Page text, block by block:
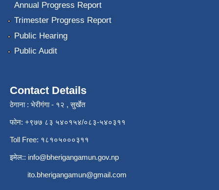
Annual Progress Report
Trimester Progress Report
Public Hearing
Public Audit
Contact Details
ठेगाना : भेरीगंगा - १२ , सुर्खेत
फोन: +९७७ ८३ ५४०१५४/०८३-५४०३११
Toll Free: १८१०५०००३११
इमेल:: info@bherigangamun.gov.np
ito.bherigangamun@gmail.com